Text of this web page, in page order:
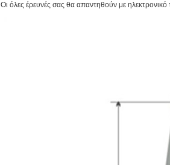
Οι όλες έρευνές σας θα απαντηθούν με